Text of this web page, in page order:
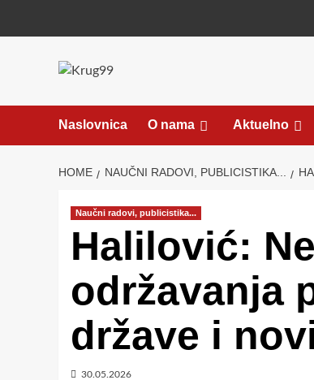
Naslovnica O nama Aktuelno
HOME NAUČNI RADOVI, PUBLICISTIKA...
Naučni radovi, publicistika...
Halilović:
održavanja
države i
30.05.2026